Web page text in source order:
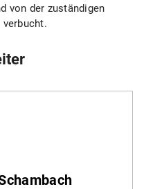
von der zuständigen